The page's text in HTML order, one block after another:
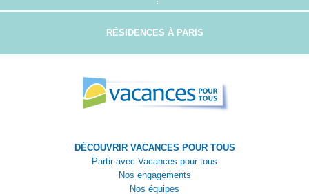
RÉSIDENCES À PARIS
DÉCOUVRIR VACANCES POUR TOUS
Partir avec Vacances pour tous
Nos engagements
Nos équipes